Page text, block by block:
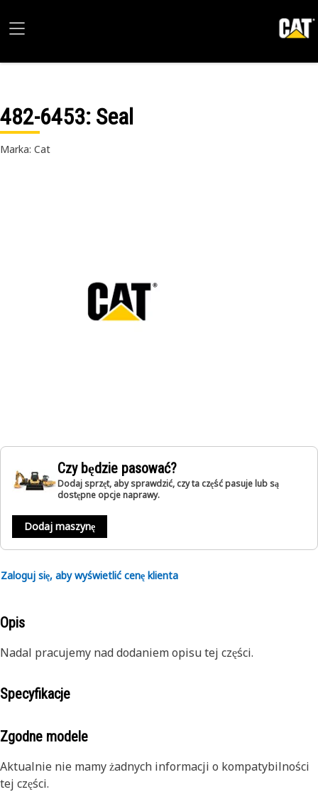
482-6453: Seal
Marka: Cat
Czy będzie pasować?
Dodaj sprzęt, aby sprawdzić, czy ta część pasuje lub są
dostępne opcje naprawy.
Dodaj maszynę
Zaloguj się, aby wyświetlić cenę klienta
Opis
Nadal pracujemy nad dodaniem opisu tej części.
Specyfikacje
Zgodne modele
Aktualnie nie mamy żadnych informacji o kompatybilności
tej części.